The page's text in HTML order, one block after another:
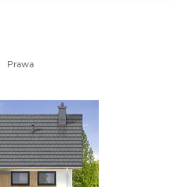
Prawa